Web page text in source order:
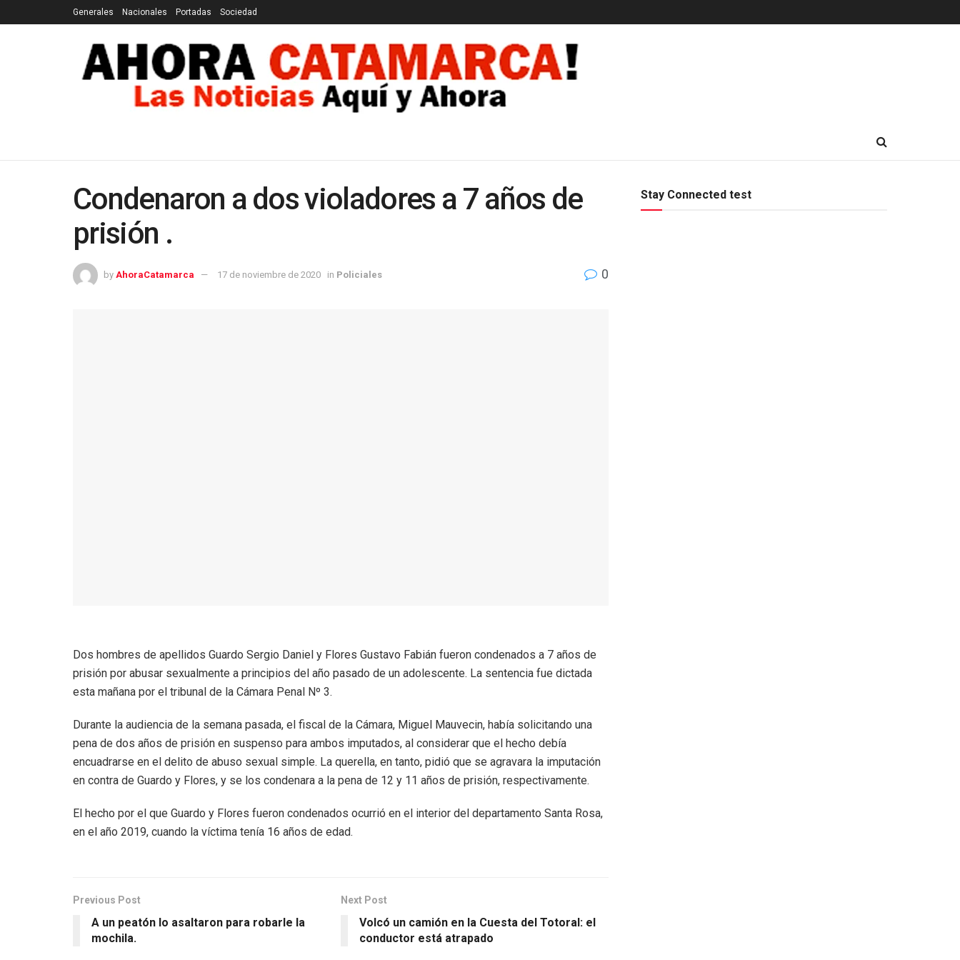
Generales Nacionales Portadas Sociedad
Condenaron a dos violadores a 7 años de
prisión .
by AhoraCatamarca 17 de noviembre de 2020 in Policiales 0
Dos hombres de apellidos Guardo Sergio Daniel y Flores Gustavo Fabián fueron condenados a 7 años de
prisión por abusar sexualmente a principios del año pasado de un adolescente. La sentencia fue dictada
esta mañana por el tribunal de la Cámara Penal Nº 3.
Durante la audiencia de la semana pasada, el fiscal de la Cámara, Miguel Mauvecin, había solicitando una
pena de dos años de prisión en suspenso para ambos imputados, al considerar que el hecho debía
encuadrarse en el delito de abuso sexual simple. La querella, en tanto, pidió que se agravara la imputación
en contra de Guardo y Flores, y se los condenara a la pena de 12 y 11 años de prisión, respectivamente.
El hecho por el que Guardo y Flores fueron condenados ocurrió en el interior del departamento Santa Rosa,
en el año 2019, cuando la víctima tenía 16 años de edad.
Previous Post
A un peatón lo asaltaron para robarle la
mochila.
Next Post
Volcó un camión en la Cuesta del Totoral: el
conductor está atrapado
Stay Connected test